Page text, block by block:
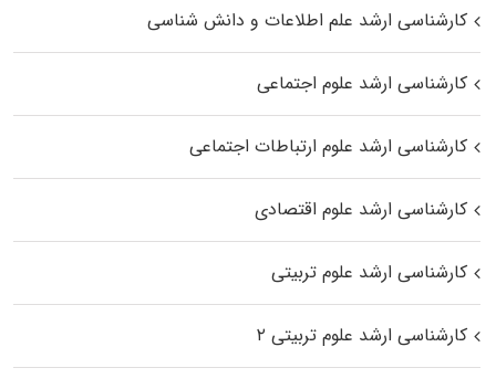
کارشناسی ارشد علم اطلاعات و دانش شناسی
کارشناسی ارشد علوم اجتماعی
کارشناسی ارشد علوم ارتباطات اجتماعی
کارشناسی ارشد علوم اقتصادی
کارشناسی ارشد علوم تربیتی
کارشناسی ارشد علوم تربیتی ۲